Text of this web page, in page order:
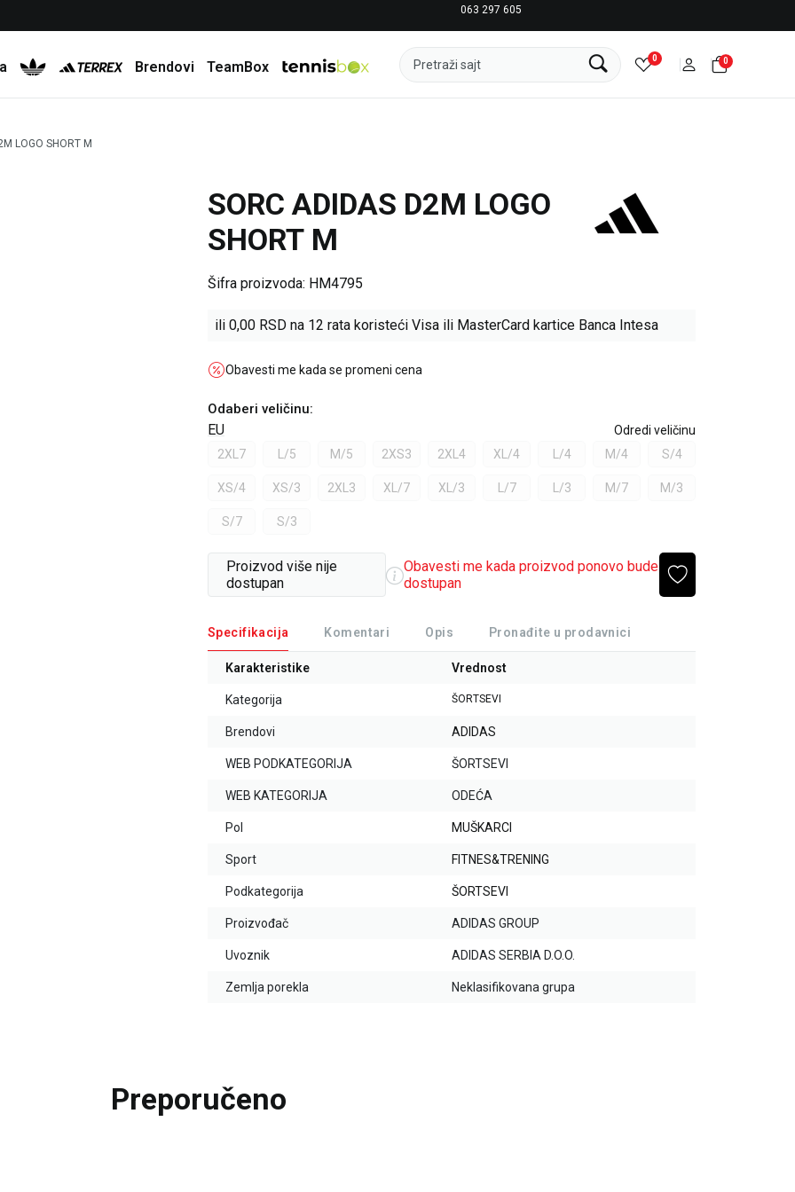
063 297 605
Brendovi TeamBox Pretraži sajt 0 0
LOGO SHORT M
SORC ADIDAS D2M LOGO
SHORT M
Šifra proizvoda: HM4795
ili 0,00 RSD na 12 rata koristeći Visa ili MasterCard kartice Banca Intesa
Obavesti me kada se promeni cena
Odaberi veličinu:
EU
Odredi veličinu
2XL7
L/5 M/5 2XS3 2XL4 XL/4 L/4 M/4 S/4
XS/4 XS/3 2XL3 XL/7 XL/3 L/7 L/3 M/7 M/3
S/7 S/3
Proizvod više nije
dostupan
Obavesti me kada proizvod ponovo bude
dostupan
Specifikacija Komentari Opis Pronađite u prodavnici
Karakteristike Vrednost
Kategorija ŠORTSEVI
Brendovi ADIDAS
WEB PODKATEGORIJA ŠORTSEVI
WEB KATEGORIJA ODEĆA
Pol MUŠKARCI
Sport FITNES&TRENING
Podkategorija ŠORTSEVI
Proizvođač ADIDAS GROUP
Uvoznik ADIDAS SERBIA D.O.O.
Zemlja porekla Neklasifikovana grupa
Preporučeno